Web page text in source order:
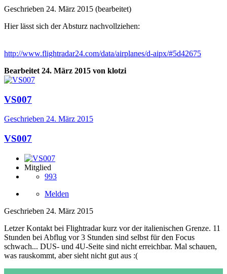
Geschrieben 24. März 2015 (bearbeitet)
Hier lässt sich der Absturz nachvollziehen:
http://www.flightradar24.com/data/airplanes/d-aipx/#5d42675
Bearbeitet 24. März 2015 von klotzi
VS007
Geschrieben 24. März 2015
VS007
Mitglied
993
Melden
Geschrieben 24. März 2015
Letzer Kontakt bei Flightradar kurz vor der italienischen Grenze. 11
Stunden bei Abflug vor 3 Stunden sind selbst für den Focus
schwach... DUS- und 4U-Seite sind nicht erreichbar. Mal schauen,
was rauskommt, aber sieht nicht gut aus :(